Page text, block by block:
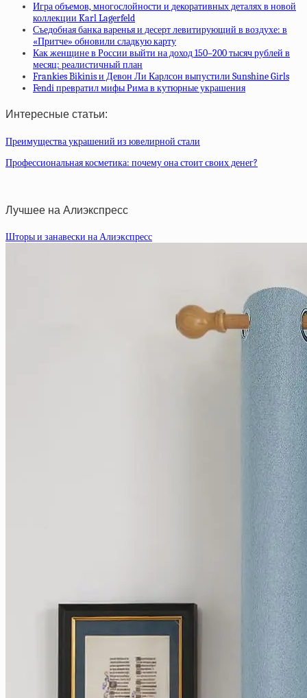
Игра объемов, многослойности и декоративных деталях в новой
коллекции Karl Lagerfeld
Съедобная банка варенья и десерт левитирующий в воздухе: в
«Притче» обновили сладкую карту
Как женщине в России выйти на доход 150–200 тысяч рублей в
месяц: реалистичный план
Frankies Bikinis и Девон Ли Карлсон выпустили Sunshine Girls
Fendi превратил мифы Рима в кутюрные украшения
Интересные статьи:
Преимущества украшений из ювелирной стали
Профессиональная косметика: почему она стоит своих денег?
Лучшее на Алиэкспресс
Шторы и занавески на Алиэкспресс